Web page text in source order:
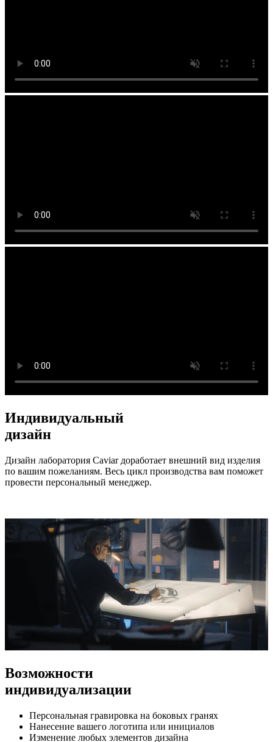
Индивидуальный
дизайн
Дизайн лаборатория Caviar доработает внешний вид изделия
по вашим пожеланиям. Весь цикл производства вам поможет
провести персональный менеджер.
Возможности
индивидуализации
Персональная гравировка на боковых гранях
Нанесение вашего логотипа или инициалов
Изменение любых элементов дизайна